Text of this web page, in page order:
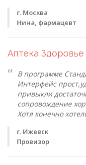
г. Москва
Нина, фармацевт
Аптека Здоровье
В программе
Интерфейс
привыкли
сопровождение
Хотя конечно
г. Ижевск
Провизор